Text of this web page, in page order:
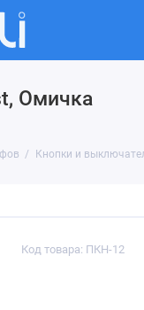
Омичка
Кнопки и
Код товара: ПКН-12